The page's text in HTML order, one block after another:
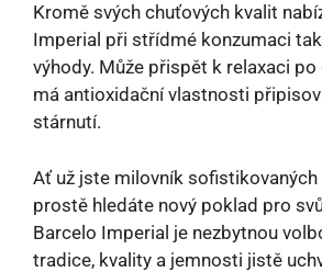
Kromě svých chuťových kvalit
Imperial při střídmé konzumaci
výhody. Může přispět k relaxaci
má antioxidační vlastnosti
stárnutí.
Ať už jste milovník
prostě hledáte nový poklad pro
Barcelo Imperial je nezbytnou
tradice, kvality a jemnosti jistě